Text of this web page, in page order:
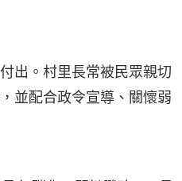
出。村里長常被民眾親切
並配合政令宣導、關懷弱